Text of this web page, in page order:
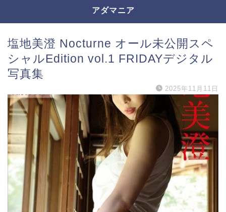
アダマニア
塩地美澄 Nocturne オール未公開スペ
シャルEdition vol.1 FRIDAYデジタル
写真集
2025年11月11日